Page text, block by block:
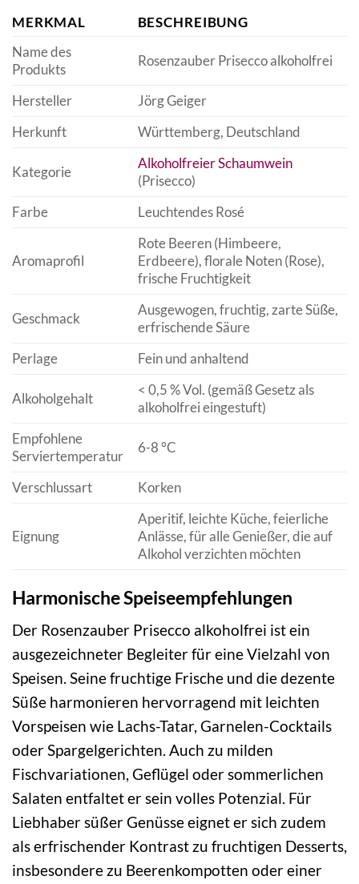
MERKMAL
BESCHREIBUNG
Name des
Produkts
Rosenzauber Prisecco alkoholfrei
Hersteller
Jörg Geiger
Herkunft
Württemberg, Deutschland
Kategorie
Alkoholfreier Schaumwein
(Prisecco)
Farbe
Leuchtendes Rosé
Aromaprofil
Rote Beeren (Himbeere,
Erdbeere), florale Noten (Rose),
frische Fruchtigkeit
Geschmack
Ausgewogen, fruchtig, zarte Süße,
erfrischende Säure
Perlage
Fein und anhaltend
Alkoholgehalt
< 0,5 % Vol. (gemäß Gesetz als
alkoholfrei eingestuft)
Empfohlene
Serviertemperatur
6-8 °C
Verschlussart Korken
Eignung
Aperitif, leichte Küche, feierliche
Anlässe, für alle Genießer, die auf
Alkohol verzichten möchten
Harmonische Speiseempfehlungen
Der Rosenzauber Prisecco alkoholfrei ist ein
ausgezeichneter Begleiter für eine Vielzahl von
Speisen. Seine fruchtige Frische und die dezente
Süße harmonieren hervorragend mit leichten
Vorspeisen wie Lachs-Tatar, Garnelen-Cocktails
oder Spargelgerichten. Auch zu milden
Fischvariationen, Geflügel oder sommerlichen
Salaten entfaltet er sein volles Potenzial. Für
Liebhaber süßer Genüsse eignet er sich zudem
als erfrischender Kontrast zu fruchtigen Desserts,
insbesondere zu Beerenkompotten oder einer